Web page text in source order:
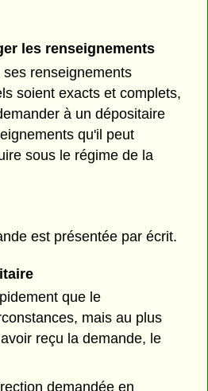
les renseignements
ses renseignements
soient exacts et complets,
à un dépositaire
qu'il peut
sous le régime de la
est présentée par écrit.
que le
mais au plus
reçu la demande, le
demandée en